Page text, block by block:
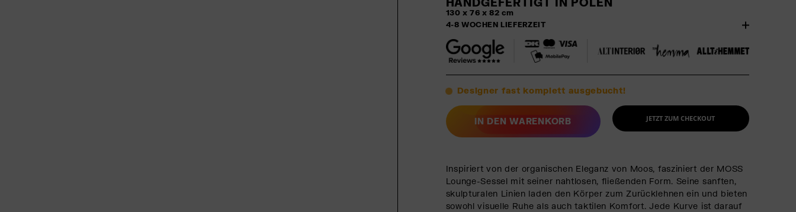
130 x 76 x 82 cm
4-8 WOCHEN LIEFERZEIT
Designer fast komplett ausgebucht!
IN DEN WARENKORB JETZT ZUM CHECKOUT
Inspiriert von der organischen Eleganz von Moos, fasziniert der MOSS
Lounge-Sessel mit seiner nahtlosen, fließenden Form. Seine sanften,
skulpturalen Linien laden den Körper zum Zurücklehnen ein und bieten
sowohl visuelle Ruhe als auch taktilen Komfort. Jede Kurve ist darauf